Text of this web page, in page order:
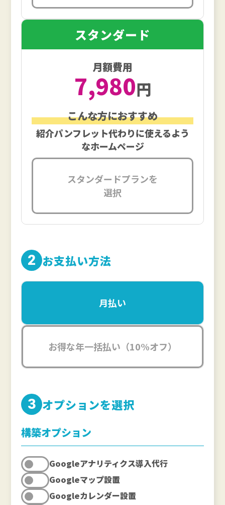
スタンダード
月額費用
7,980円
こんな方におすすめ
紹介パンフレット代わりに使えるよう
なホームページ
スタンダードプランを
選択
2 お支払い方法
月払い
お得な年一括払い（10%オフ）
3 オプションを選択
構築オプション
Googleアナリティクス導入代行
Googleマップ設置
Googleカレンダー設置